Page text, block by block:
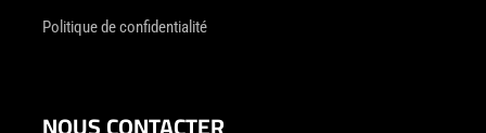
Politique de confidentialité